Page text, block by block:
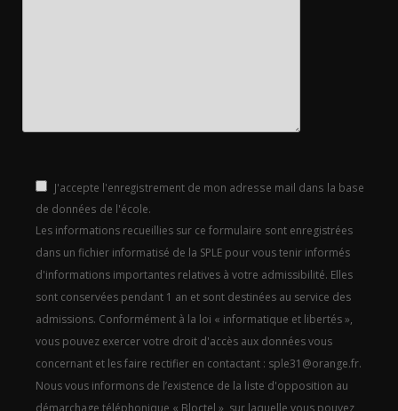
J'accepte l'enregistrement de mon adresse mail dans la base
de données de l'école.
Les informations recueillies sur ce formulaire sont enregistrées
dans un fichier informatisé de la SPLE pour vous tenir informés
d'informations importantes relatives à votre admissibilité. Elles
sont conservées pendant 1 an et sont destinées au service des
admissions. Conformément à la loi « informatique et libertés »,
vous pouvez exercer votre droit d'accès aux données vous
concernant et les faire rectifier en contactant : sple31@orange.fr.
Nous vous informons de l’existence de la liste d'opposition au
démarchage téléphonique « Bloctel », sur laquelle vous pouvez